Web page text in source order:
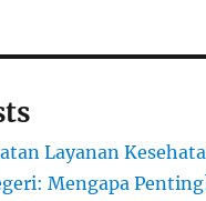
Layanan
Mengapa